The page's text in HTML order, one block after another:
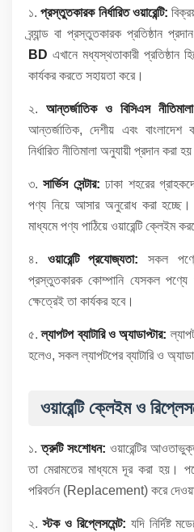
১.প্রস্তুতকারক নির্ধারিত ওয়ারেন্টি:
ব্র্যান্ড বা প্রস্তুতকারক প্রতিষ্ঠান
BD এখানে মধ্যস্থতাকারী প্রতিষ্ঠান
কার্যকর করতে সহায়তা করে।
২. আন্তর্জাতিক ও বিসিএস
আন্তর্জাতিক, দেশীয় এবং
নির্ধারিত নীতিমালা অনুযায়ী প্রদান করা
৩.সার্ভিস সেন্টার: ঢাকা শহরের
পণ্য নিয়ে আসার অনুরোধ করা হচ্ছে।
মাধ্যমে পণ্য পাঠিয়ে ওয়ারেন্টি ক্লেইম
৪. ওয়ারেন্টি প্রযোজ্যতা: সকল
প্রস্তুতকারক কোম্পানি যেসকল পণ্যে
ক্ষেত্রেই তা কার্যকর হবে।
৫.ল্যাপটপ ব্যাটারি ও অ্যাডাপ্টার:
হলেও, সকল ল্যাপটপের ব্যাটারি ও
ওয়ারেন্টি ক্লেইম ও
১.ত্রুটি সংশোধন: ওয়ারেন্টির
তা মেরামতের মাধ্যমে দূর করা হয়।
পরিবর্তন (Replacement) করে
২.স্টক ও রিপ্লেসমেন্ট: যদি নির্দিষ্ট